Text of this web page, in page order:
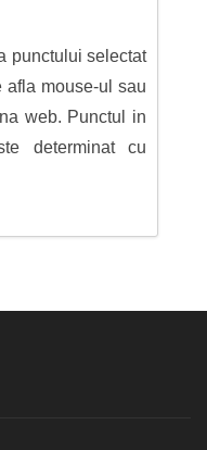
punctului selectat
afla mouse-ul sau
web. Punctul in
determinat cu